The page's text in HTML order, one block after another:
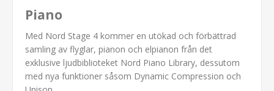
Piano
Med Nord Stage 4 kommer en utökad och förbättrad
samling av flyglar, pianon och elpianon från det
exklusive ljudbiblioteket Nord Piano Library, dessutom
med nya funktioner såsom Dynamic Compression och